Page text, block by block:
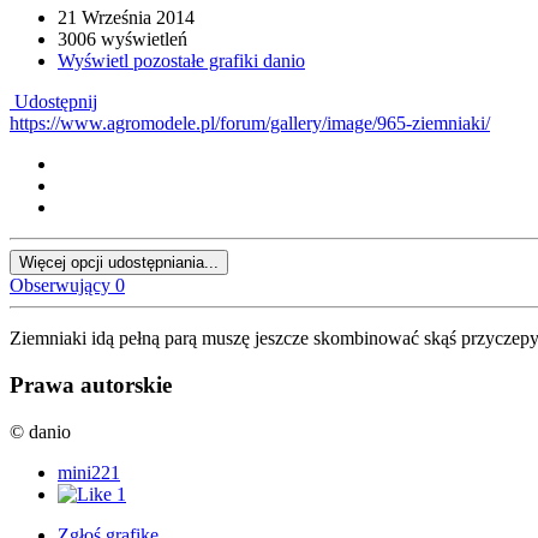
21 Września 2014
3006 wyświetleń
Wyświetl pozostałe grafiki danio
Udostępnij
https://www.agromodele.pl/forum/gallery/image/965-ziemniaki/
Więcej opcji udostępniania...
Obserwujący 0
Ziemniaki idą pełną parą muszę jeszcze skombinować skąś
Prawa autorskie
© danio
mini221
1